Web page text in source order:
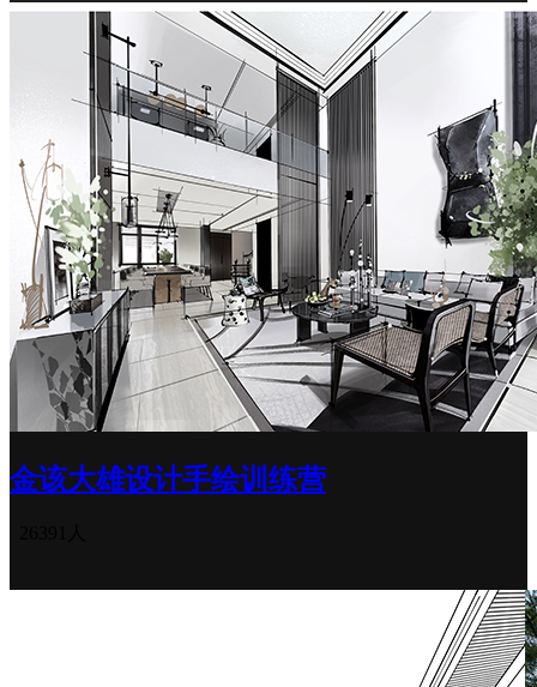
金该大雄设计手绘训练营